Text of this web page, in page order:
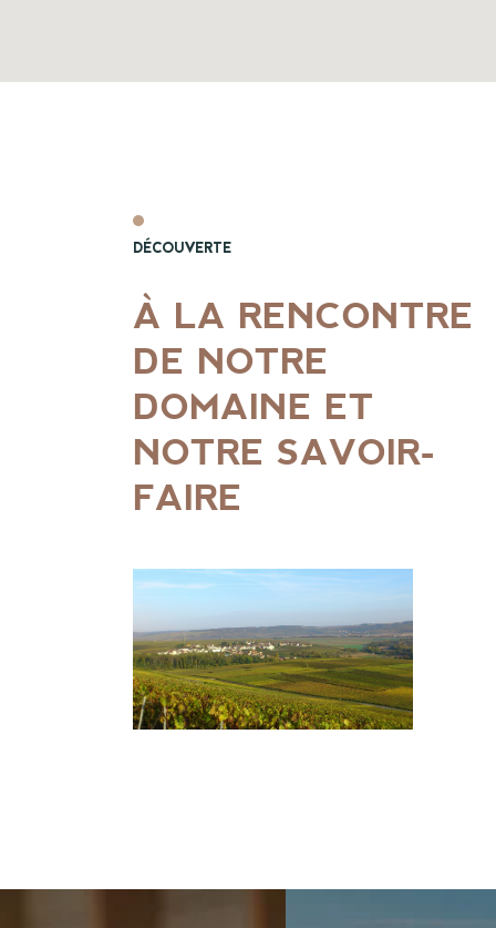
DÉCOUVERTE
À LA RENCONTRE
DE NOTRE
DOMAINE ET
NOTRE SAVOIR-
FAIRE